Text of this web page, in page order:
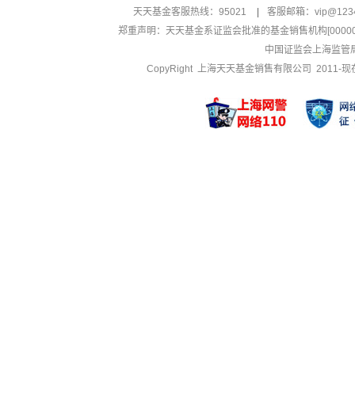
天天基金客服热线：95021 客服邮箱：
郑重声明： 天天基金系证监会批准的基金销售机构
中国证监会上海监管
CopyRight 上海天天基金销售有限公司 2011-